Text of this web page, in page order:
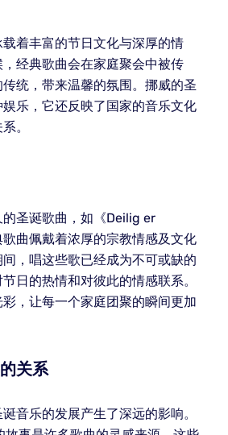
着丰富的节日文化与深厚的情
经典歌曲会在家庭聚会中被传
统，带来温馨的氛围。挪威的圣
乐，它还反映了国家的音乐文化
。
圣诞歌曲，如《Deilig er
曲佩戴着浓厚的宗教情感及文化
，唱这些歌已经成为不可或缺的
日的热情和对彼此的情感联系。
，让每一个家庭团聚的瞬间更加
关系
音乐的发展产生了深远的影响。